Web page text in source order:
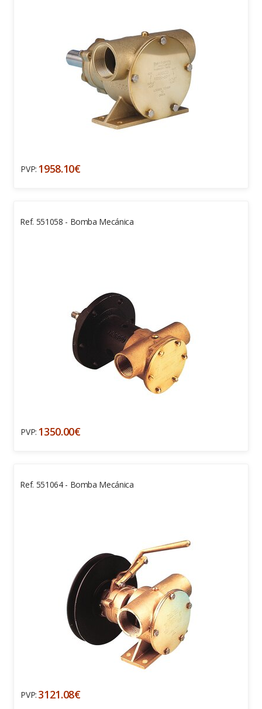
PVP: 1958.10€
Ref. 551058 - Bomba Mecánica
PVP: 1350.00€
Ref. 551064 - Bomba Mecánica
PVP: 3121.08€